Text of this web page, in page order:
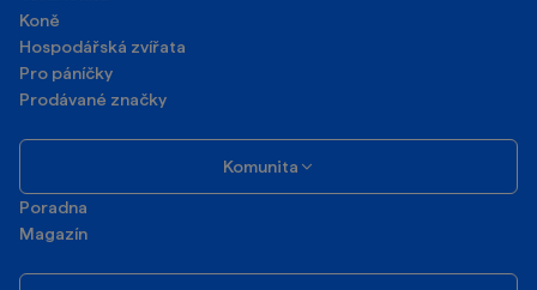
Koně
Hospodářská zvířata
Pro páníčky
Prodávané značky
Komunita
Poradna
Magazín